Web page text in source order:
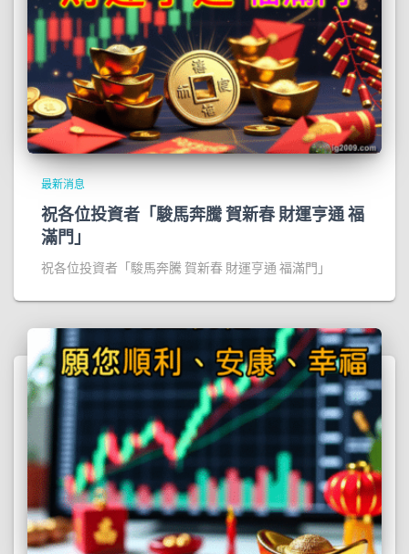
最新消息
祝各位投資者「駿馬奔騰 賀新春 財運亨通 福
滿門」
祝各位投資者「駿馬奔騰 賀新春 財運亨通 福滿門」